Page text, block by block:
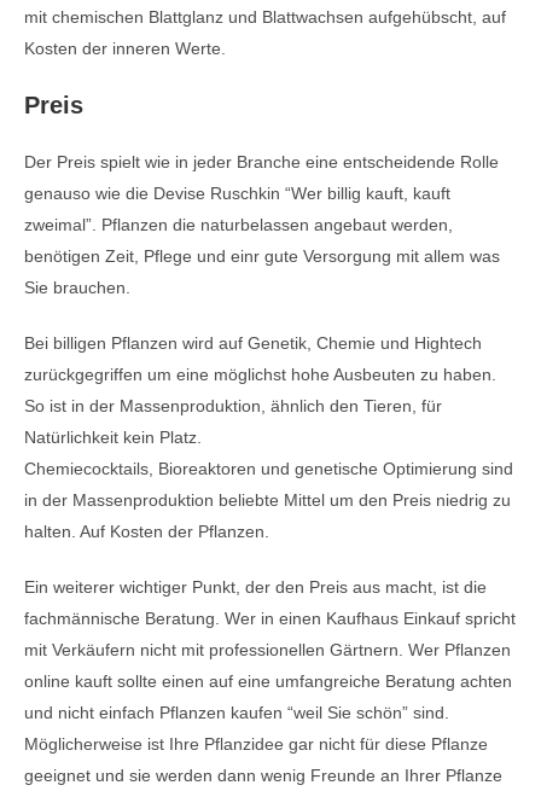
mit chemischen Blattglanz und Blattwachsen aufgehübscht, auf
Kosten der inneren Werte.
Preis
Der Preis spielt wie in jeder Branche eine entscheidende Rolle
genauso wie die Devise Ruschkin “Wer billig kauft, kauft
zweimal”. Pflanzen die naturbelassen angebaut werden,
benötigen Zeit, Pflege und einr gute Versorgung mit allem was
Sie brauchen.
Bei billigen Pflanzen wird auf Genetik, Chemie und Hightech
zurückgegriffen um eine möglichst hohe Ausbeuten zu haben.
So ist in der Massenproduktion, ähnlich den Tieren, für
Natürlichkeit kein Platz.
Chemiecocktails, Bioreaktoren und genetische Optimierung sind
in der Massenproduktion beliebte Mittel um den Preis niedrig zu
halten. Auf Kosten der Pflanzen.
Ein weiterer wichtiger Punkt, der den Preis aus macht, ist die
fachmännische Beratung. Wer in einen Kaufhaus Einkauf spricht
mit Verkäufern nicht mit professionellen Gärtnern. Wer Pflanzen
online kauft sollte einen auf eine umfangreiche Beratung achten
und nicht einfach Pflanzen kaufen “weil Sie schön” sind.
Möglicherweise ist Ihre Pflanzidee gar nicht für diese Pflanze
geeignet und sie werden dann wenig Freunde an Ihrer Pflanze